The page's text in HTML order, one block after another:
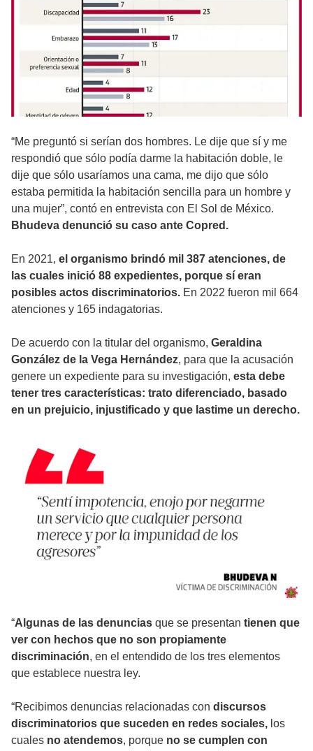
“Me preguntó si serían dos hombres. Le dije que sí y me
respondió que sólo podía darme la habitación doble, le
dije que sólo usaríamos una cama, me dijo que sólo
estaba permitida la habitación sencilla para un hombre y
una mujer”, contó en entrevista con El Sol de México.
Bhudeva denunció su caso ante Copred.
En 2021, el organismo brindó mil 387 atenciones, de
las cuales inició 88 expedientes, porque sí eran
posibles actos discriminatorios. En 2022 fueron mil 664
atenciones y 165 indagatorias.
De acuerdo con la titular del organismo, Geraldina
González de la Vega Hernández, para que la acusación
genere un expediente para su investigación, esta debe
tener tres características: trato diferenciado, basado
en un prejuicio, injustificado y que lastime un derecho.
“Algunas de las denuncias que se presentan tienen que
ver con hechos que no son propiamente
discriminación, en el entendido de los tres elementos
que establece nuestra ley.
“Recibimos denuncias relacionadas con discursos
discriminatorios que suceden en redes sociales, los
cuales no atendemos, porque no se cumplen con